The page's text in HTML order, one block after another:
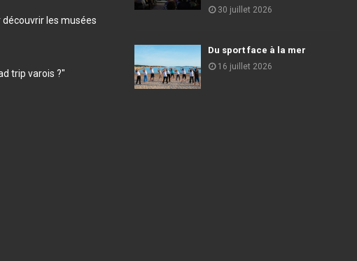
les musées
trip varois ?"
30 juillet 2026
Du sport face à la mer
16 juillet 2026